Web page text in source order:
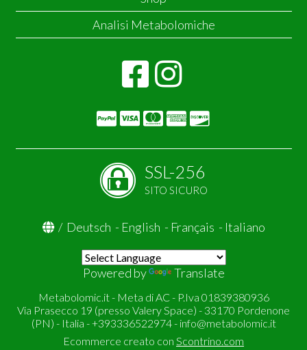
Analisi Metabolomiche
SSL-256
SITO SICURO
/ Deutsch - English - Français - Italiano
Powered by Translate
Metabolomic.it - Meta di AC - P.Iva 01839380936
Via Prasecco 19 (presso Valery Space) - 33170 Pordenone
(PN) - Italia - +393336522974 - info@metabolomic.it
Ecommerce creato con Scontrino.com